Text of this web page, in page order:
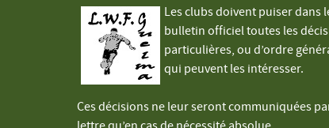
Les clubs doivent puiser dans
bulletin officiel toutes les
particulières, ou d’ordre
qui peuvent les intéresser.
Ces décisions ne leur seront communiquées